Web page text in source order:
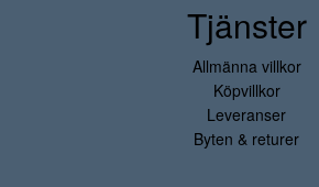
Tjänster
Allmänna villkor
Köpvillkor
Leveranser
Byten & returer